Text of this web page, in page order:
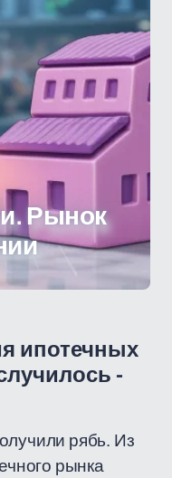
Рынок
ипотечных
-
рябь. Из
рынка